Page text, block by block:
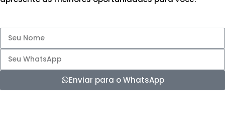
Enviar para o WhatsApp